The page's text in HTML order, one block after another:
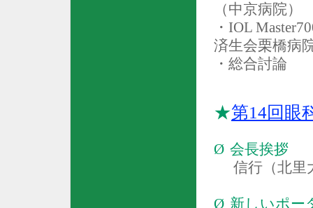
（中京病院）
・ IOL
済生会栗橋病
・総合討論
★第14回眼
Ø 会長挨拶
信行（北里
Ø 新しいポー